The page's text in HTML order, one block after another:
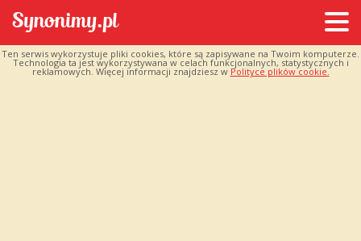
Ten serwis wykorzystuje pliki cookies, które są zapisywane na Twoim komputerze.
Technologia ta jest wykorzystywana w celach funkcjonalnych, statystycznych i
reklamowych. Więcej informacji znajdziesz w Polityce plików cookie.